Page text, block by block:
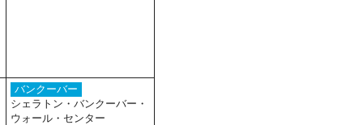
バンクーバー
シェラトン・バンクーバー・
ウォール・センター